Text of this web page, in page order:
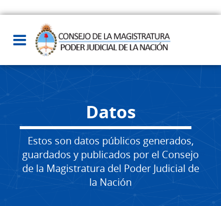
Datos
Estos son datos públicos generados,
guardados y publicados por el Consejo
de la Magistratura del Poder Judicial de
la Nación